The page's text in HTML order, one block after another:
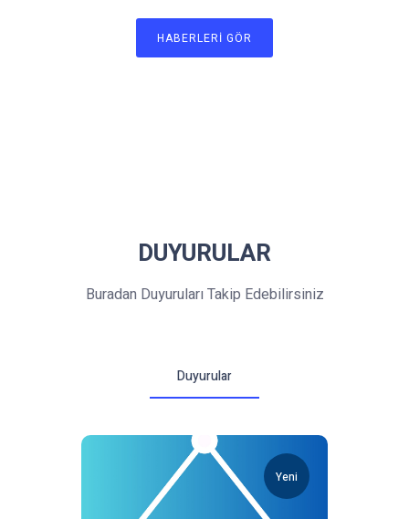
HABERLERI GÖR
DUYURULAR
Buradan Duyuruları Takip Edebilirsiniz
Duyurular
Yeni